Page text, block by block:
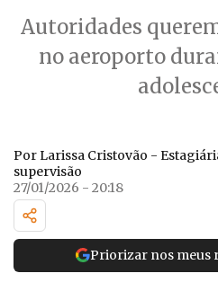
Autoridades
no aeroporto
Por Larissa Cristovão -
supervisão
27/01/2026 - 20:18
Priorizar nos meus